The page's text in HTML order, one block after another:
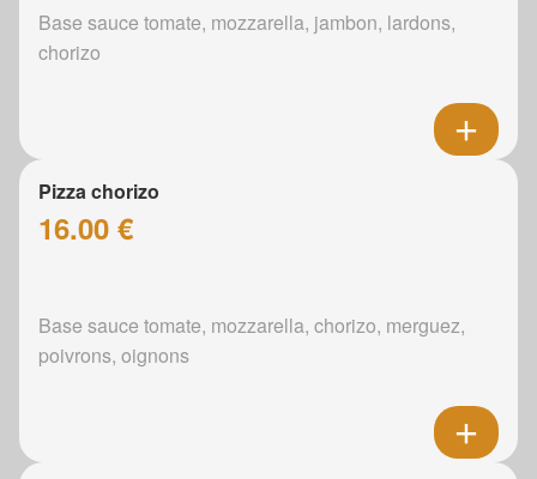
Base sauce tomate, mozzarella, jambon, lardons,
chorizo
Pizza chorizo
16.00 €
Base sauce tomate, mozzarella, chorizo, merguez,
poivrons, oignons